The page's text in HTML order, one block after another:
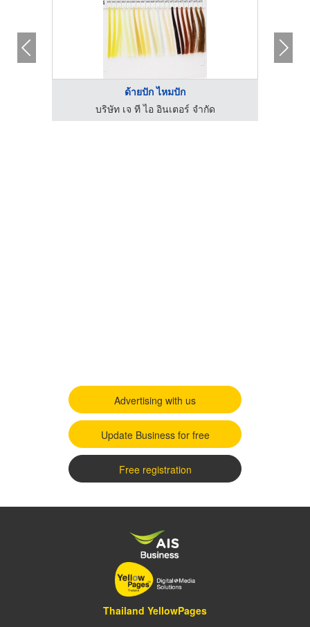
ด้ายปัก ไหมปัก
บริษัท เจ ที ไอ อินเตอร์ จำกัด
Advertising with us
Update Business for free
Free registration
Thailand YellowPages